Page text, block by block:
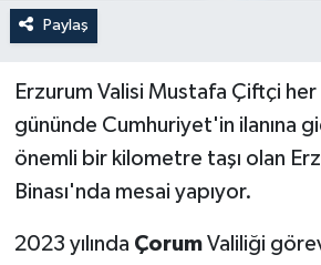
Paylaş
Erzurum Valisi Mustafa Çiftçi her
gününde Cumhuriyet'in ilanına
önemli bir kilometre taşı olan
Binası'nda mesai yapıyor.
2023 yılında ÇorumValiliği